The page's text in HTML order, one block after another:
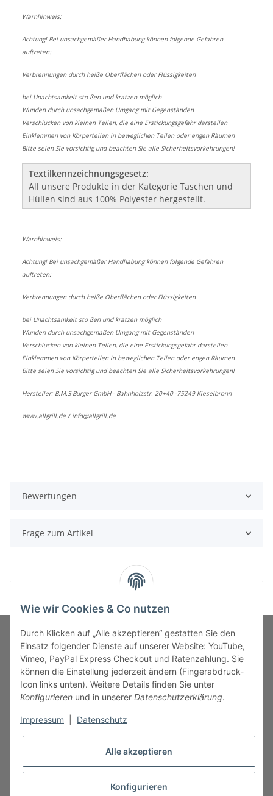
Warnhinweis:
Achtung! Bei unsachgemäßer Handhabung können folgende Gefahren
auftreten:
Verbrennungen durch heiße Oberflächen oder Flüssigkeiten
bei Unachtsamkeit sto ßen und kratzen möglich
Wunden durch unsachgemäßen Umgang mit Gegenständen
Verschlucken von kleinen Teilen, die eine Erstickungsgefahr darstellen
Einklemmen von Körperteilen in beweglichen Teilen oder engen Räumen
Bitte seien Sie vorsichtig und beachten Sie alle Sicherheitsvorkehrungen!
Textilkennzeichnungsgesetz:
All unsere Produkte in der Kategorie Taschen und
Hüllen sind aus 100% Polyester hergestellt.
Warnhinweis:
Achtung! Bei unsachgemäßer Handhabung können folgende Gefahren
auftreten:
Verbrennungen durch heiße Oberflächen oder Flüssigkeiten
bei Unachtsamkeit sto ßen und kratzen möglich
Wunden durch unsachgemäßen Umgang mit Gegenständen
Verschlucken von kleinen Teilen, die eine Erstickungsgefahr darstellen
Einklemmen von Körperteilen in beweglichen Teilen oder engen Räumen
Bitte seien Sie vorsichtig und beachten Sie alle Sicherheitsvorkehrungen!
Hersteller: B.M.S-Burger GmbH - Bahnholzstr. 20+40 -75249 Kieselbronn
www.allgrill.de / info@allgrill.de
Bewertungen
Frage zum Artikel
MARKENWELT
SERVICE
INFORMATIONEN
Wie wir Cookies & Co nutzen
Durch Klicken auf „Alle akzeptieren“ gestatten Sie den
Einsatz folgender Dienste auf unserer Website: YouTube,
Vimeo, PayPal Express Checkout und Ratenzahlung. Sie
können die Einstellung jederzeit ändern (Fingerabdruck-
Icon links unten). Weitere Details finden Sie unter
Konfigurieren und in unserer Datenschutzerklärung.
Impressum Datenschutz
Alle akzeptieren
Konfigurieren